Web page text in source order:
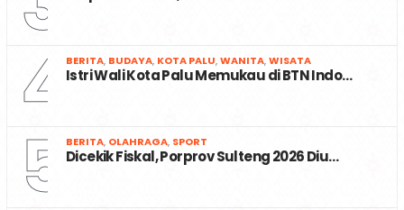
4 BERITA, BUDAYA, KOTA PALU,WANITA,WISATA
Istri Wali Kota Palu Memukau di BTN Indo…
5 BERITA, OLAHRAGA, SPORT
Dicekik Fiskal, Porprov Sulteng 2026 Diu…